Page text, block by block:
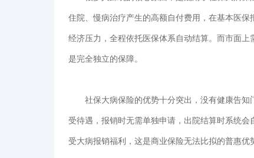
住院、慢病治疗产生的高额自付费用，在基本医
经济压力，全程依托医保体系自动结算。而市面
是完全独立的保障。
社保大病保险的优势十分突出，没有健康告知
受待遇，报销时无需单独申请，出院结算时系统
受大病报销福利，这是商业保险无法比拟的普惠优